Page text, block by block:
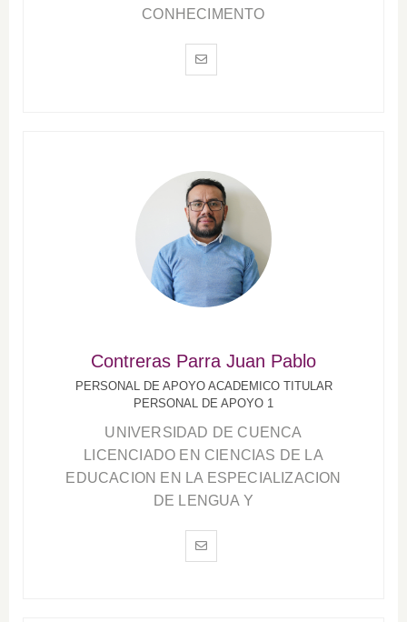
CONHECIMENTO
Contreras Parra Juan Pablo
PERSONAL DE APOYO ACADEMICO TITULAR
PERSONAL DE APOYO 1
UNIVERSIDAD DE CUENCA
LICENCIADO EN CIENCIAS DE LA
EDUCACION EN LA ESPECIALIZACION
DE LENGUA Y